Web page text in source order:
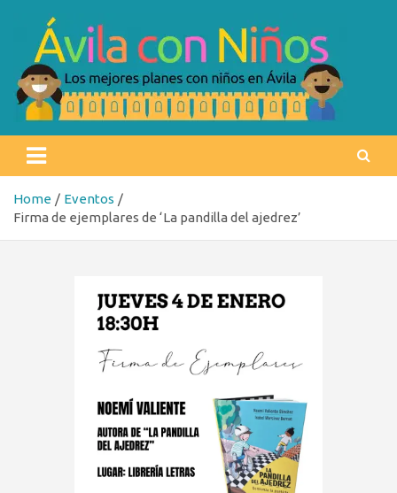
content
Ávila con niños
Home
Eventos
Firma de ejemplares de ‘La pandilla del ajedrez’